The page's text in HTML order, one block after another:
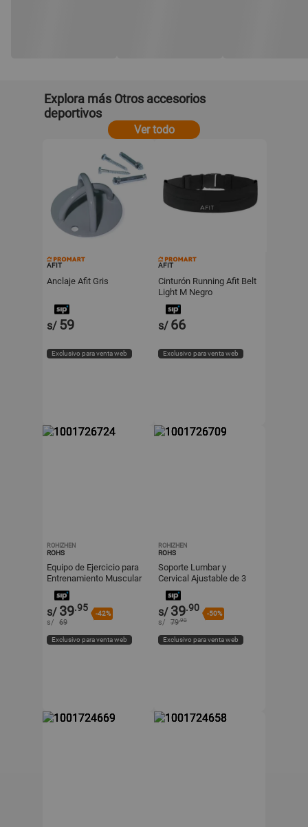
Explora más Otros accesorios
deportivos
Ver todo
AFIT
Anclaje Afit Gris
s/ 59
Exclusivo para venta web
AFIT
Cinturón Running Afit Belt
Light M Negro
s/ 66
Exclusivo para venta web
ROHIZHEN
ROHS
Equipo de Ejercicio para
Entrenamiento Muscular
y Suelo Pélvico
s/ 39.95
-42%
s/ 69
Exclusivo para venta web
ROHIZHEN
ROHS
Soporte Lumbar y
Cervical Ajustable de 3
Niveles
s/ 39.90
-50%
s/ 79.90
Exclusivo para venta web